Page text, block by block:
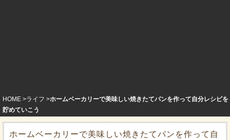
HOME ライフ
ホームベーカリーで美味しい焼きたてパンを作って自分レシピを
貯めていこう
ホームベーカリーで美味しい焼きたてパンを作って自